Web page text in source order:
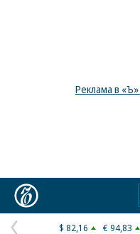
Реклама в
$ 82,16 € 94,83